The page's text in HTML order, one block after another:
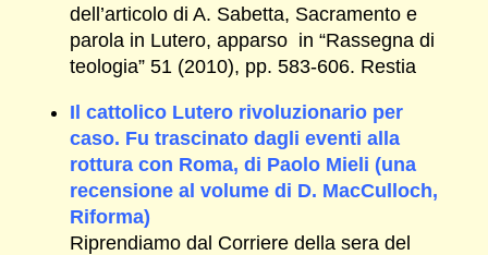
dell’articolo di A. Sabetta, Sacramento e
parola in Lutero, apparso in “Rassegna di
teologia” 51 (2010), pp. 583-606. Restia
Il cattolico Lutero rivoluzionario per
caso. Fu trascinato dagli eventi alla
rottura con Roma, di Paolo Mieli (una
recensione al volume di D. MacCulloch,
Riforma)
Riprendiamo dal Corriere della sera del